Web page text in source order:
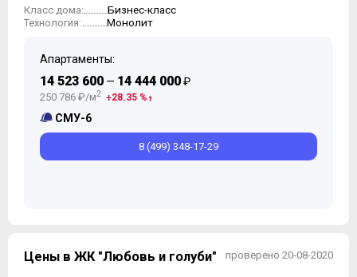
Класс дома: Бизнес-класс
Технология: Монолит
Апартаменты:
14 523 600 — 14 444 000₽
250 786 ₽/м2 28.35 %
СМУ-6
8 (499) 348-17-29
проверено 20-08-2020
Цены в ЖК "Любовь и голуби"